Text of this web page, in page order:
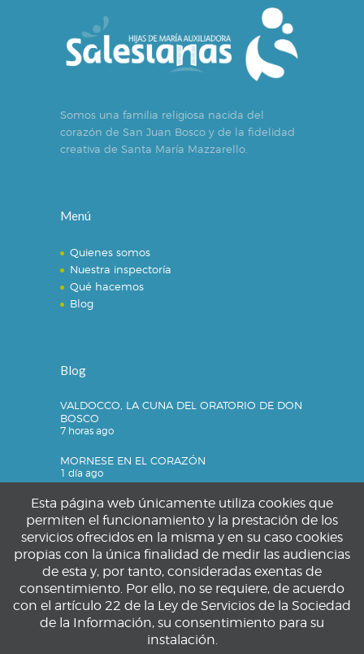
Somos una familia religiosa nacida del
corazón de San Juan Bosco y de la fidelidad
creativa de Santa María Mazzarello.
Menú
Quienes somos
Nuestra inspectoría
Qué hacemos
Blog
Blog
VALDOCCO, LA CUNA DEL ORATORIO DE DON
BOSCO
7 horas ago
MORNESE EN EL CORAZÓN
1 día ago
Privacidad
Política de privacidad
Política de cookies
Aviso legal
Esta página web únicamente utiliza cookies que
permiten el funcionamiento y la prestación de los
servicios ofrecidos en la misma y en su caso cookies
propias con la única finalidad de medir las audiencias
de esta y, por tanto, consideradas exentas de
consentimiento. Por ello, no se requiere, de acuerdo
con el artículo 22 de la Ley de Servicios de la Sociedad
de la Información, su consentimiento para su
instalación.